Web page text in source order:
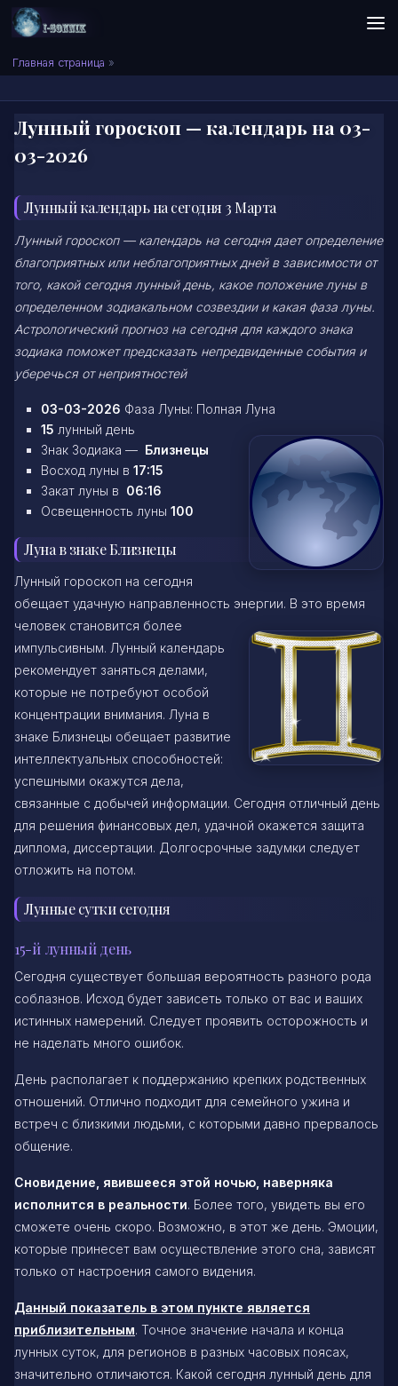
Skip to content
Сонник I-SONNIK.COM
Главная страница »
Лунный гороскоп — календарь на 03-
03-2026
Лунный календарь на сегодня 3 Марта
Лунный гороскоп — календарь на сегодня дает определение
благоприятных или неблагоприятных дней в зависимости от
того, какой сегодня лунный день, какое положение луны в
определенном зодиакальном созвездии и какая фаза луны.
Астрологический прогноз на сегодня для каждого знака
зодиака поможет предсказать непредвиденные события и
уберечься от неприятностей
03-03-2026 Фаза Луны: Полная Луна
15 лунный день
Знак Зодиака — Близнецы
Восход луны в 17:15
Закат луны в 06:16
Освещенность луны 100
Луна в знаке Близнецы
Лунный гороскоп на сегодня
обещает удачную направленность энергии. В это время
человек становится более
импульсивным. Лунный календарь
рекомендует заняться делами,
которые не потребуют особой
концентрации внимания. Луна в
знаке Близнецы обещает развитие
интеллектуальных способностей:
успешными окажутся дела,
связанные с добычей информации. Сегодня отличный день
для решения финансовых дел, удачной окажется защита
диплома, диссертации. Долгосрочные задумки следует
отложить на потом.
Лунные сутки сегодня
15-й лунный день
Сегодня существует большая вероятность разного рода
соблазнов. Исход будет зависеть только от вас и ваших
истинных намерений. Следует проявить осторожность и
не наделать много ошибок.
День располагает к поддержанию крепких родственных
отношений. Отлично подходит для семейного ужина и
встреч с близкими людьми, с которыми давно прервалось
общение.
Сновидение, явившееся этой ночью, наверняка
исполнится в реальности. Более того, увидеть вы его
сможете очень скоро. Возможно, в этот же день. Эмоции,
которые принесет вам осуществление этого сна, зависят
только от настроения самого видения.
Данный показатель в этом пункте является
приблизительным. Точное значение начала и конца
лунных суток, для регионов в разных часовых поясах,
значительно отличаются. Какой сегодня лунный день для